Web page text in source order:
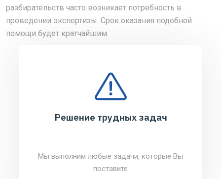
разбирательств часто возникает потребность в
проведении экспертизы. Срок оказания подобной
помощи будет кратчайшим.
Решение трудных задач
Мы выполним любые задачи, которые Вы
поставите